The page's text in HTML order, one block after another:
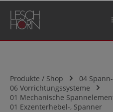
springen
Produkte / Shop
04
06 Vorrichtungssysteme
01 Mechanische
01 Exzenterhebel-, Spanner